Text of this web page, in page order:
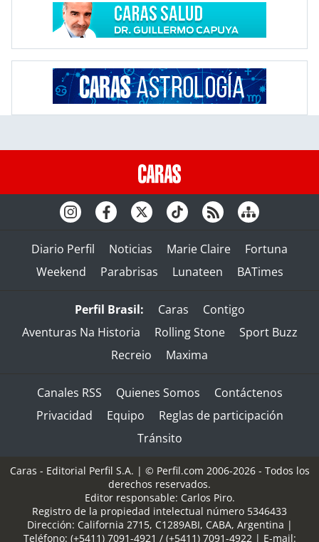
Diario Perfil Noticias Marie Claire
Fortuna
Weekend
Parabrisas Lunateen BATimes
Perfil Brasil: Caras
Contigo
Aventuras Na Historia
Rolling Stone
Sport Buzz
Recreio
Maxima
Canales RSS Quienes Somos
Contáctenos
Privacidad
Equipo
Reglas de participación
Tránsito
Caras - Editorial Perfil S.A. | © Perfil.com 2006-2026 - Todos los
derechos reservados.
Editor responsable: Carlos Piro.
Registro de la propiedad intelectual número 5346433
Dirección: California 2715, C1289ABI, CABA, Argentina |
Teléfono: (+5411) 7091-4921 / (+5411) 7091-4922| E-mail: